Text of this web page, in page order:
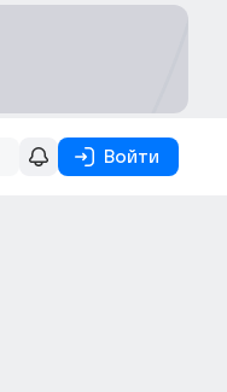
Войти